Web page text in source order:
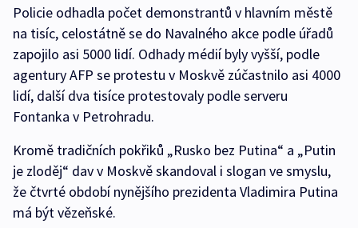
Policie odhadla počet demonstrantů v hlavním městě
na tisíc, celostátně se do Navalného akce podle úřadů
zapojilo asi 5000 lidí. Odhady médií byly vyšší, podle
agentury AFP se protestu v Moskvě zúčastnilo asi 4000
lidí, další dva tisíce protestovaly podle serveru
Fontanka v Petrohradu.
Kromě tradičních pokřiků „Rusko bez Putina“ a „Putin
je zloděj“ dav v Moskvě skandoval i slogan ve smyslu,
že čtvrté období nynějšího prezidenta Vladimira Putina
má být vězeňské.